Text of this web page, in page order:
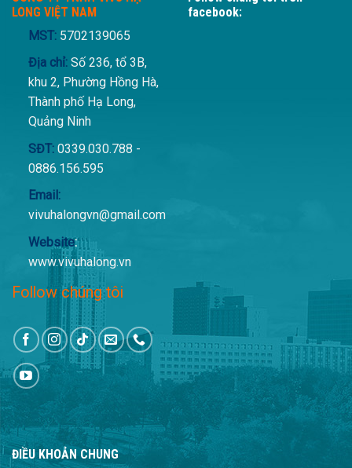
LONG VIỆT NAM
MST: 5702139065
Địa chỉ:Số 236, tổ 3B,
khu 2, Phường Hồng Hà,
Thành phố Hạ Long,
Quảng Ninh
SĐT:0339.030.788 -
0886.156.595
Email:
vivuhalongvn@gmail.com
Website:
www.vivuhalong.vn
Follow chúng tôi
facebook:
ĐIỀU KHOẢN CHUNG